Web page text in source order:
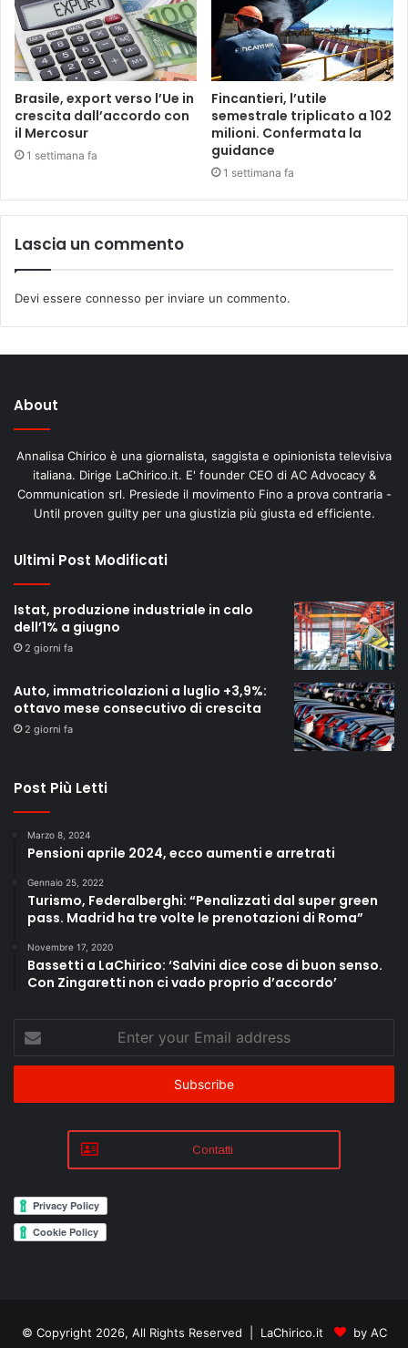
Brasile, export verso l’Ue in
crescita dall’accordo con
il Mercosur
1 settimana fa
Fincantieri, l’utile
semestrale triplicato a 102
milioni. Confermata la
guidance
1 settimana fa
Lascia un commento
Devi essere connesso per inviare un commento.
About
Annalisa Chirico è una giornalista, saggista e opinionista televisiva
italiana. Dirige LaChirico.it. E' founder CEO di AC Advocacy &
Communication srl. Presiede il movimento Fino a prova contraria -
Until proven guilty per una giustizia più giusta ed efficiente.
Ultimi Post Modificati
Istat, produzione industriale in calo
dell’1% a giugno
2 giorni fa
Auto, immatricolazioni a luglio +3,9%:
ottavo mese consecutivo di crescita
2 giorni fa
Post Più Letti
Marzo 8, 2024
Pensioni aprile 2024, ecco aumenti e arretrati
Gennaio 25, 2022
Turismo, Federalberghi: “Penalizzati dal super green
pass. Madrid ha tre volte le prenotazioni di Roma”
Novembre 17, 2020
Bassetti a LaChirico: ‘Salvini dice cose di buon senso.
Con Zingaretti non ci vado proprio d’accordo’
your
Email
Contatti
© Copyright 2026, All Rights Reserved | LaChirico.it by AC